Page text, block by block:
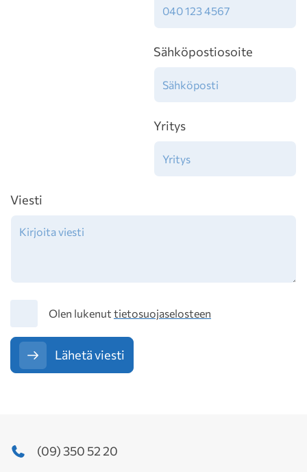
Sähköpostiosoite
Yritys
Viesti
TietosuojaOlen lukenut tietosuojaselosteen
Lähetä viesti
(09) 350 52 20